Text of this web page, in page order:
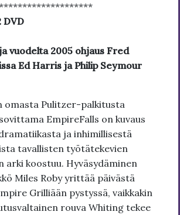
DVD
vuodelta 2005 ohjaus Fred
Ed Harris ja Philip Seymour
omasta Pulitzer-palkitusta
EmpireFalls on kuvaus
ja inhimillisestä
tavallisten työtätekevien
arki koostuu. Hyväsydäminen
Miles Roby yrittää päivästä
Grilliään pystyssä, vaikkakin
rouva Whiting tekee